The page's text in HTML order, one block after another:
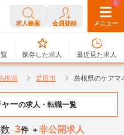
求人検索 会員登録 メニュー
0
保存した求人
0
最近見た求人
根県 益田市 島根県のケアマ
ーの求人・転職一覧
3件 ＋非公開求人